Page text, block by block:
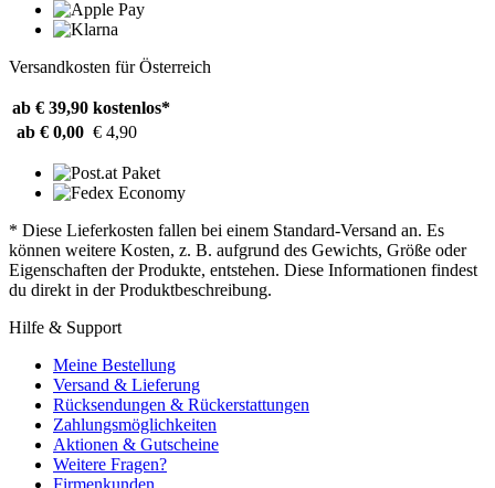
Versandkosten für Österreich
ab € 39,90 kostenlos*
ab € 0,00 € 4,90
* Diese Lieferkosten fallen bei einem Standard-Versand an. Es
können weitere Kosten, z. B. aufgrund des Gewichts, Größe oder
Eigenschaften der Produkte, entstehen. Diese Informationen findest
du direkt in der Produktbeschreibung.
Hilfe & Support
Meine Bestellung
Versand & Lieferung
Rücksendungen & Rückerstattungen
Zahlungsmöglichkeiten
Aktionen & Gutscheine
Weitere Fragen?